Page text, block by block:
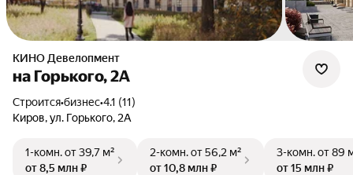
КИНО Девелопмент
на Горького, 2А
Строится•бизнес•4.1 (11)
Киров, ул. Горького, 2А
1-комн.от 39,7 м²
от 8,5 млн ₽
2-комн.от 56,2 м²
от 10,8 млн ₽
3-комн.от 89
от 15 млн ₽